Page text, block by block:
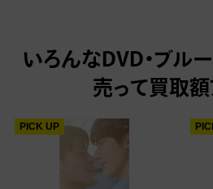
いろんなDVD・ブル
売って 買取額
PICK UP